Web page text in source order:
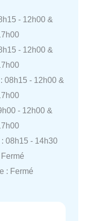
- 12h00 &
- 12h00 &
08h15 - 12h00 &
- 12h00 &
08h15 - 14h30
: Fermé